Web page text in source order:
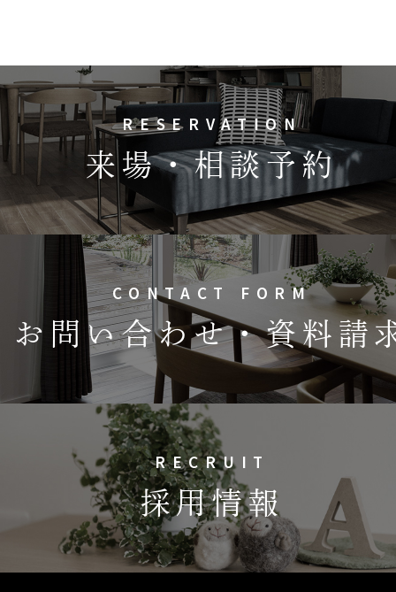
RESERVATION
来場・相談予約
CONTACT FORM
お問い合わせ・資料請
RECRUIT
採用情報